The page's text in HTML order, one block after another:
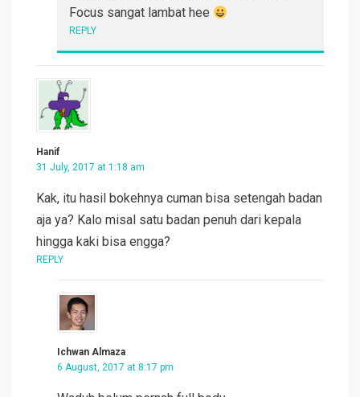
Focus sangat lambat hee
REPLY
Hanif
31 July, 2017 at 1:18 am
Kak, itu hasil bokehnya cuman bisa setengah badan
aja ya? Kalo misal satu badan penuh dari kepala
hingga kaki bisa engga?
REPLY
Ichwan Almaza
6 August, 2017 at 8:17 pm